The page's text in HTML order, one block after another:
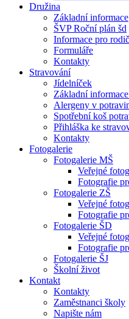
Družina
Základní informace
ŠVP Roční plán šd
Informace pro
Formuláře
Kontakty
Stravování
Jídelníček
Základní
Alergeny v
Spotřební koš
Přihláška ke
Kontakty
Fotogalerie
Fotogalerie MŠ
Veřejné
Fotografie
Fotogalerie ZŠ
Veřejné
Fotografie
Fotogalerie ŠD
Veřejné
Fotografie
Fotogalerie ŠJ
Školní život
Kontakt
Kontakty
Zaměstnanci školy
Napište nám